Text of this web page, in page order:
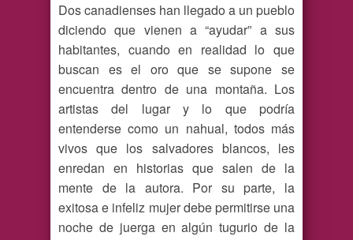
Dos canadienses han llegado a un pueblo
diciendo que vienen a “ayudar” a sus
habitantes, cuando en realidad lo que
buscan es el oro que se supone se
encuentra dentro de una montaña. Los
artistas del lugar y lo que podría
entenderse como un nahual, todos más
vivos que los salvadores blancos, les
enredan en historias que salen de la
mente de la autora. Por su parte, la
exitosa e infeliz mujer debe permitirse una
noche de juerga en algún tugurio de la